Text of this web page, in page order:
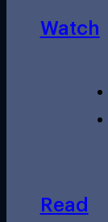
Watch
Read